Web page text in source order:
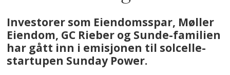
Investorer som Eiendomsspar, Møller
Eiendom, GC Rieber og Sunde-familien
har gått inn i emisjonen til solcelle-
startupen Sunday Power.